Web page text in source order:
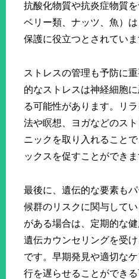
抗酸化物質や抗炎症物質
ベリー類、ナッツ、魚）
保護に役立つとされていま
ストレスの管理も予防に
的なストレスは神経細胞に
る可能性があります。リ
法や瞑想、ヨガなどのス
ニックを取り入れること
ックスを促すことができま
最後に、遺伝的な要素も
候群のリスクに関与して
がある場合は、定期的な
遺伝カウンセリングを受
です。早期発見や適切な
行を遅らせることができ